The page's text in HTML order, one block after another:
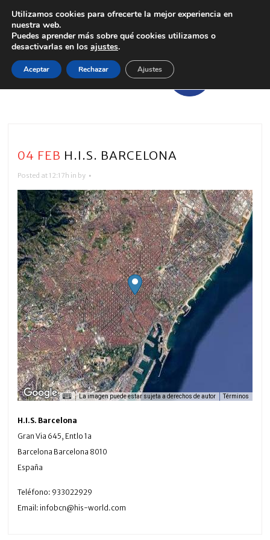
04 FEB H.I.S. BARCELONA
Posted at 12:17h in by
La imagen puede estar sujeta a derechos de autor Términos
H.I.S. Barcelona
Gran Via 645, Entlo 1a
Barcelona Barcelona 8010
España
Teléfono: 933022929
Email:infobcn@his-world.com
Utilizamos cookies para ofrecerte la mejor experiencia en
nuestra web.
Puedes aprender más sobre qué cookies utilizamos o
desactivarlas en los ajustes.
Aceptar Rechazar Ajustes